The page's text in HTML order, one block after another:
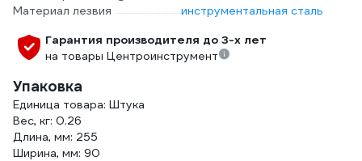
Материал лезвия
инструментальная сталь
Гарантия производителя до 3-х лет
на товары Центроинструмент
Упаковка
Единица товара: Штука
Вес, кг: 0.26
Длина, мм: 255
Ширина, мм: 90